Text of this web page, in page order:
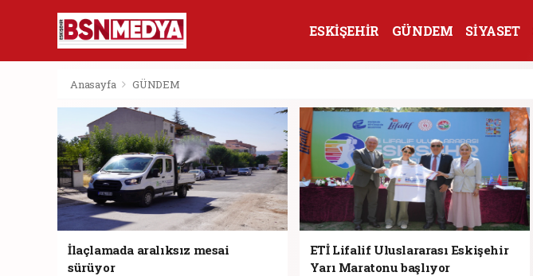
ESKİŞEHİR GÜNDEM SİYASET
Anasayfa GÜNDEM
İlaçlamada aralıksız mesai
sürüyor
ETİ Lifalif Uluslararası Eskişehir
Yarı Maratonu başlıyor